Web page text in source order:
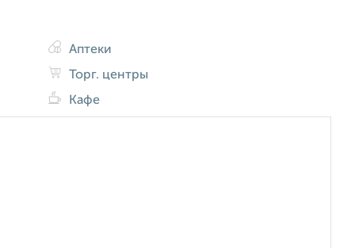
Аптеки
Торг. центры
Кафе